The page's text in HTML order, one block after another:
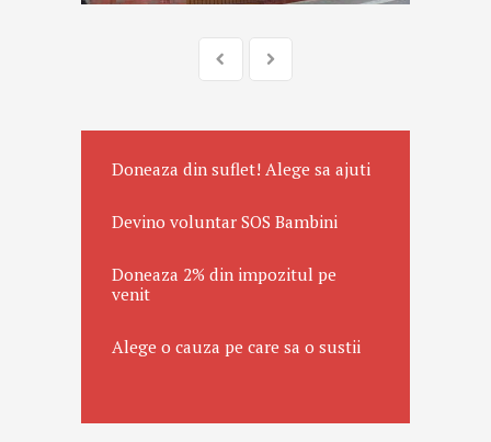
Doneaza din suflet! Alege sa ajuti
Devino voluntar SOS Bambini
Doneaza 2% din impozitul pe
venit
Alege o cauza pe care sa o sustii